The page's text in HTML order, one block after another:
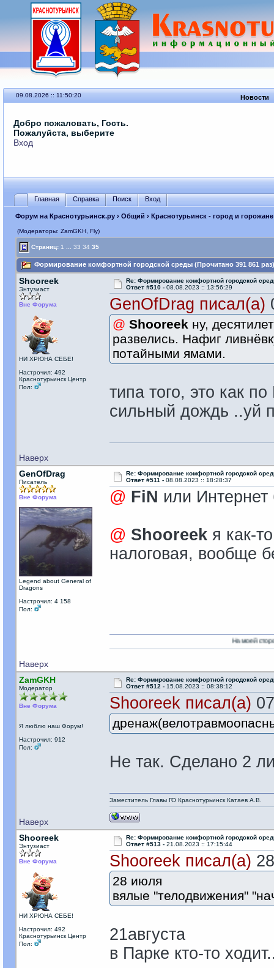
09.08.2026 :: 11:50:20 Новости
Добро пожаловать, Гость.
Пожалуйста, выберите
Вход
Главная Справка Поиск Вход
Форум на Краснотурьинск.ру› Общий › Краснотурьинск - город и горожане
(Модераторы: ZamGKH, Fly)
Страниц: 1 33 34 35
Формирование комфортной городской среды (Прочитано 391 861 раз)
Shooreek
Энтузиаст
Вне Форума
НИ ХРЮНА СЕБЕ!
Настрочил: 492
Краснотурьинск Центр
Пол:
Re: Формирование комфортной городской
Ответ #510 - 08.08.2023 :: 13:56:29
GenOfDrag писал(а)
@ Shooreek ну,
развелись. Нафиг
потайными ямами.
типа того, это как
сильный дождь ..уй
Наверх
GenOfDrag
Писатель
Вне Форума
Legend about General of
Dragons
Настрочил: 4 158
Пол:
Re: Формирование комфортной городской
Ответ #511 - 08.08.2023 :: 18:28:37
@ FiN или
@ Shooreekя как-
налоговая, вообще
Наверх
На моей стороне есть
ZamGKH
Модератор
Вне Форума
Я люблю наш Форум!
Настрочил: 912
Пол:
Re: Формирование комфортной городской
Ответ #512 - 15.08.2023 :: 08:38:12
Shooreek писал(а)
Не так. Сделано 2
Наверх
Заместитель Главы ГО Краснотурьинск Катаев А.В.
Shooreek
Энтузиаст
Вне Форума
НИ ХРЮНА СЕБЕ!
Настрочил: 492
Краснотурьинск Центр
Пол:
Re: Формирование комфортной городской
Ответ #513 - 21.08.2023 :: 17:15:44
Shooreek писал(а)
28 июля
вялые "телодвижения"
21августа
в Парке кто-то